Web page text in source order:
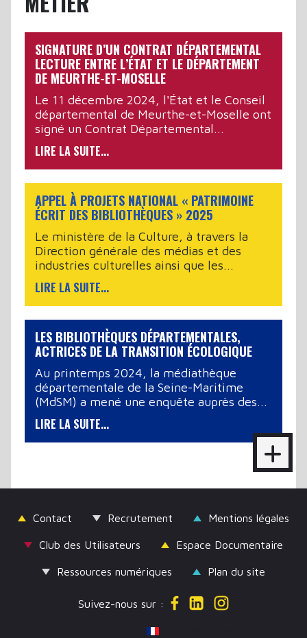
SIGNATURE D’UN CONTRAT DÉPARTEMENTAL
LECTURE ENTRE L’ÉTAT ET LE DÉPARTEMENT
DE MEURTHE-ET-MOSELLE
Le 11 décembre 2024, l'État et le Conseil
départemental de Meurthe-et-Moselle ont
signé un Contrat Départemental...
LIRE LA SUITE...
APPEL À PROJETS NATIONAL « PATRIMOINE
ÉCRIT DES BIBLIOTHÈQUES » 2025
Le ministère de la Culture, à travers la
Direction générale des médias et des
industries culturelles ainsi que les...
LIRE LA SUITE...
LES BIBLIOTHÈQUES DÉPARTEMENTALES,
ACTRICES DE LA TRANSITION ÉCOLOGIQUE
Au printemps 2024, la médiathèque
départementale de la Seine-Maritime
(MdSM) a mené une enquête auprès des...
LIRE LA SUITE...
Contact Recrutement Mentions légales
Club des Utilisateurs Espace Documentaire
Ressources numériques Plan du site
Suivez-nous sur :
Sélectionnez votre langue